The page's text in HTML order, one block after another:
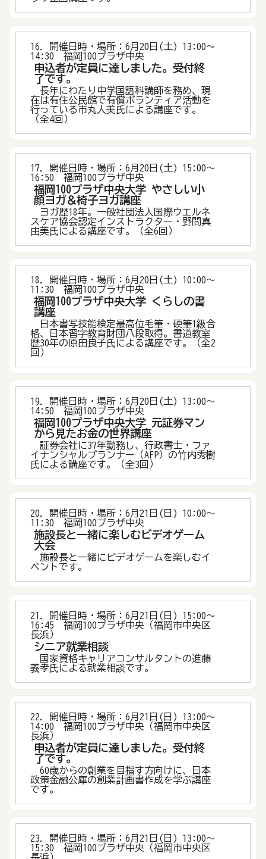
16．開催日時・場所：6月20日(土) 13:00〜
14:30 福岡100プラザ中央
申込者が定員に達しました。受付終
了です。
長年にわたり中学国語科講師を務め、現
在は有住公民館で有償ボランティア活動を
行っている市丸人美氏による講座です。
（全4回）
17．開催日時・場所：6月20日(土) 15:00〜
16:50 福岡100プラザ中央
福岡100プラザ中央大学 やさしい小
顔ヨガ＆椅子ヨガ講座
ヨガ歴18年。一般社団法人国際ウエルネ
スケア協会認定インストラクター・野間真
由美氏による講座です。（全6回）
18．開催日時・場所：6月20日(土) 10:00〜
11:30 福岡100プラザ中央
福岡100プラザ中央大学 くらしの書
講座
日本書写技能検定最高位毛筆・硬筆1級合
格、日本習字教育財団八段取得。書道教室
歴30年の原田良子氏による講座です。（全2
回）
19．開催日時・場所：6月20日(土) 13:00〜
14:50 福岡100プラザ中央
福岡100プラザ中央大学 元証券マン
から見たお金の世界講座
証券会社に37年勤務し、行政書士・ファ
イナンシャルプランナー（AFP）の竹内秀樹
氏による講座です。（全3回）
20．開催日時・場所：6月21日(日) 10:00〜
11:30 福岡100プラザ中央
施設長と一緒に楽しむビデオゲーム
大会
施設長と一緒にビデオゲームを楽しむイ
ベントです。
21．開催日時・場所：6月21日(日) 15:00〜
16:45 福岡100プラザ中央（福岡市中央区
長浜）
シニア就業相談
国家資格キャリアコンサルタントの進藤
義孝氏による就業相談です。
22．開催日時・場所：6月21日(日) 13:00〜
14:00 福岡100プラザ中央（福岡市中央区
長浜）
申込者が定員に達しました。受付終
了です。
60歳からの創業を目指す方向けに、日本
政策金融公庫の創業計画書作成を学ぶ講座
です。
23．開催日時・場所：6月21日(日) 13:00〜
15:30 福岡100プラザ中央（福岡市中央区